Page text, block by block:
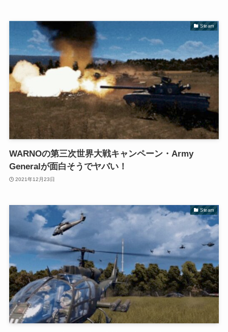
Steam
WARNOの第三次世界大戦キャンペーン・Army
Generalが面白そうでヤバい！
2021年12月23日
Steam